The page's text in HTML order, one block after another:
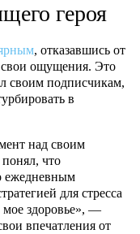
героя
, отказавшись от
свои ощущения. Это
своим подписчикам,
в
над своим
что
ежедневным
для стресса
мое здоровье», —
впечатления от